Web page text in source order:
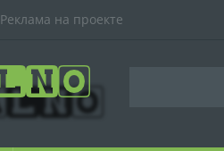
Реклама на проекте